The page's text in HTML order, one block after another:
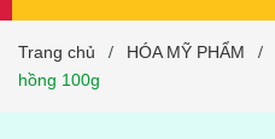
Trang chủ / HÓA MỸ PHẨM /
hồng 100g